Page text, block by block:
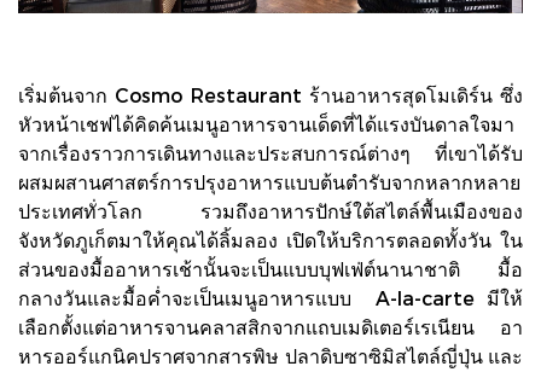
เริ่มต้นจาก Cosmo Restaurant ร้านอาหารสุดโมเดิร์น ซึ่ง
หัวหน้าเชฟได้คิดค้นเมนูอาหารจานเด็ดที่ได้แรงบันดาลใจมา
จากเรื่องราวการเดินทางและประสบการณ์ต่างๆ ที่เขาได้รับ
ผสมผสานศาสตร์การปรุงอาหารแบบต้นตำรับจากหลากหลาย
ประเทศทั่วโลก รวมถึงอาหารปักษ์ใต้สไตล์พื้นเมืองของ
จังหวัดภูเก็ตมาให้คุณได้ลิ้มลอง เปิดให้บริการตลอดทั้งวัน ใน
ส่วนของมื้ออาหารเช้านั้นจะเป็นแบบบุฟเฟ่ต์นานาชาติ มื้อ
กลางวันและมื้อค่ำจะเป็นเมนูอาหารแบบ A-la-carte มีให้
เลือกตั้งแต่อาหารจานคลาสสิกจากแถบเมดิเตอร์เรเนียน อา
หารออร์แกนิคปราศจากสารพิษ ปลาดิบซาซิมิสไตล์ญี่ปุ่น และ